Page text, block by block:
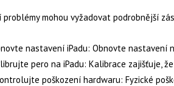
mohou vyžadovat podrobnější
nastavení iPadu: Obnovte nastavení
pero na iPadu: Kalibrace zajišťuje,
poškození hardwaru: Fyzické